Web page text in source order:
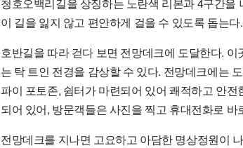
이 길을 잃지 않고 편안하게 걸을 수 있도록 돕는다.
호반길을 따라 걷다 보면 전망데크에 도달한다.
는 탁 트인 전경을 감상할 수 있다. 전망데크에는
파이 포토존, 쉼터가 마련되어 있어 쾌적하고 안
되어 있어, 방문객들은 사진을 찍고 휴대전화로
전망데크를 지나면 고요하고 아담한 명상정원이